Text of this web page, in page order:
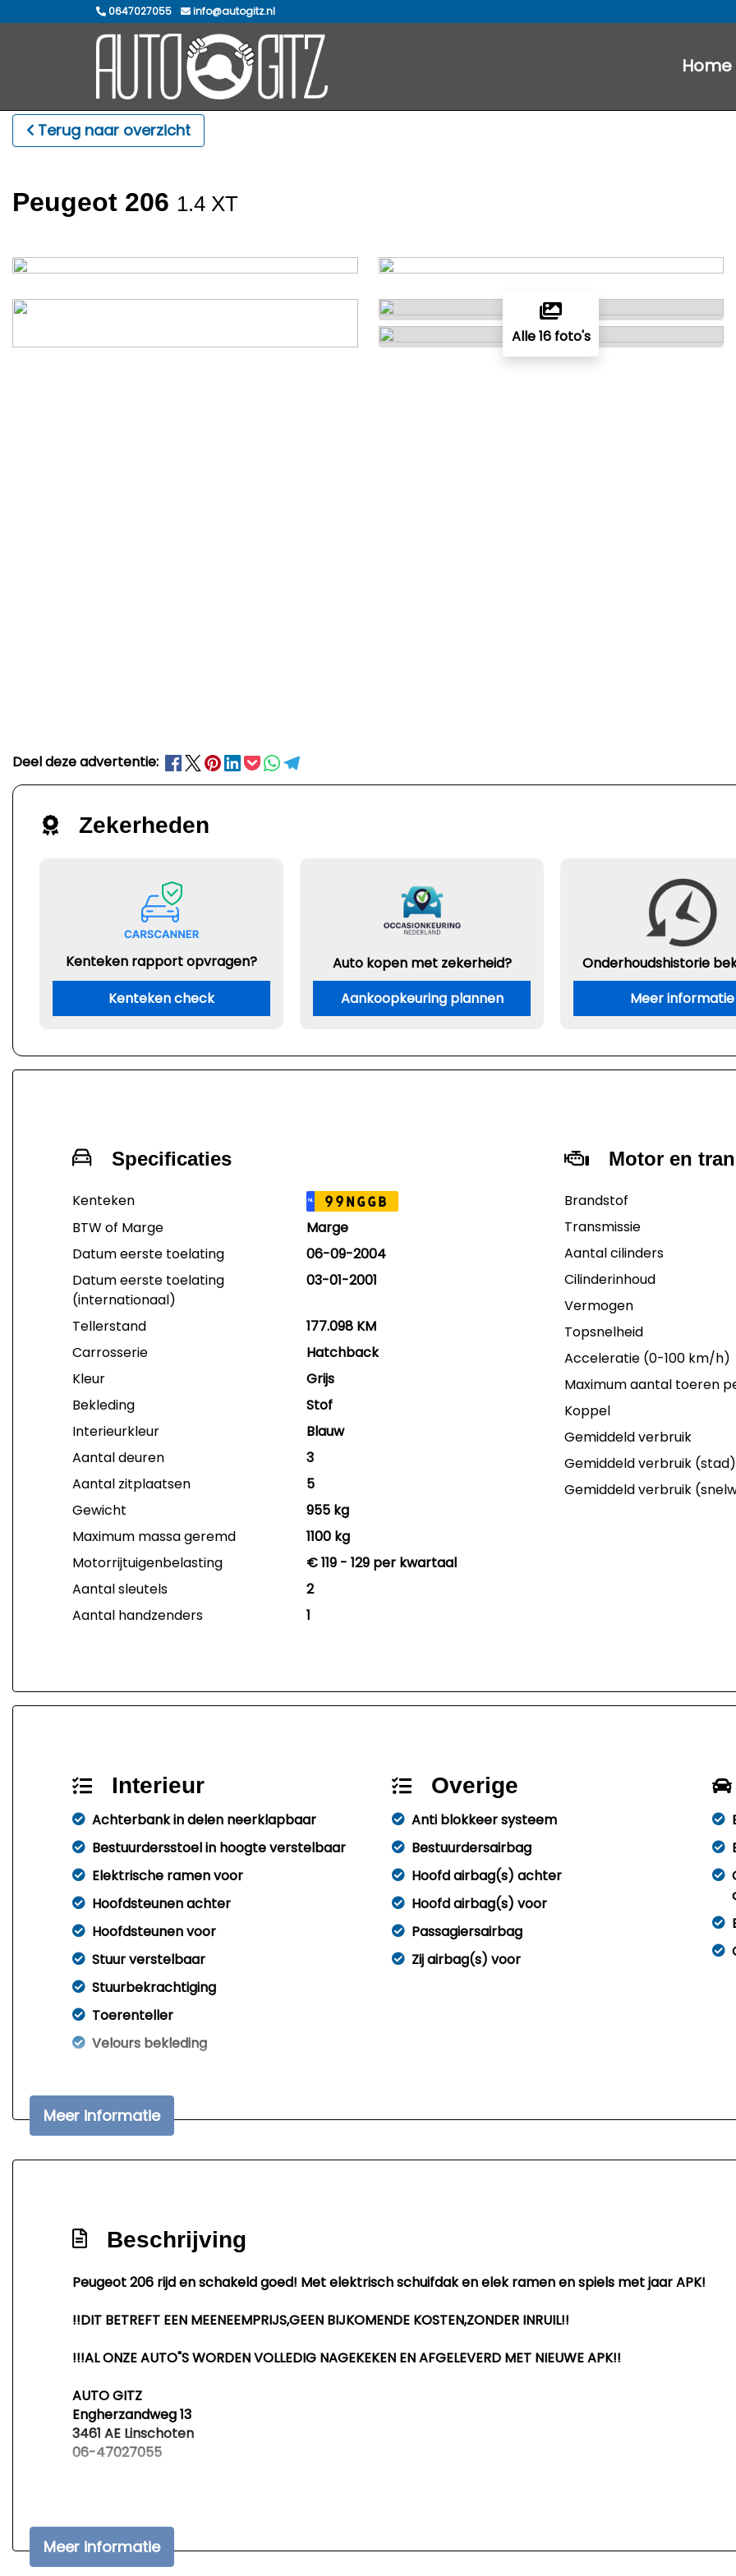
0647027055 info@autogitz.nl
Home
Terug naar overzicht
Peugeot 206 1.4 XT
Alle 16 foto's
Deel deze advertentie:
Zekerheden
Kenteken rapport opvragen?
Kenteken check
Auto kopen met zekerheid?
Aankoopkeuring plannen
Onderhoudshistorie
Meer informatie
Specificaties
Kenteken NL 99NGGB
BTW of Marge
Marge
Datum eerste toelating
06-09-2004
Datum eerste toelating
(internationaal)
03-01-2001
Tellerstand
177.098 KM
Carrosserie
Hatchback
Kleur
Grijs
Bekleding
Stof
Interieurkleur
Blauw
Aantal deuren
3
Aantal zitplaatsen
5
Gewicht
955 kg
Maximum massa geremd
1100 kg
Motorrijtuigenbelasting
€ 119 - 129 per kwartaal
Aantal sleutels
2
Aantal handzenders
1
Motor en
Brandstof
Transmissie
Aantal cilinders
Cilinderinhoud
Vermogen
Topsnelheid
Acceleratie (0-100 km/h)
Maximum aantal toeren
Koppel
Gemiddeld verbruik
Gemiddeld verbruik (stad)
Gemiddeld verbruik
Interieur
Achterbank in delen neerklapbaar
Bestuurdersstoel in hoogte verstelbaar
Elektrische ramen voor
Hoofdsteunen achter
Hoofdsteunen voor
Stuur verstelbaar
Stuurbekrachtiging
Toerenteller
Velours bekleding
Overige
Anti blokkeer systeem
Bestuurdersairbag
Hoofd airbag(s) achter
Hoofd airbag(s) voor
Passagiersairbag
Zij airbag(s) voor
Meer informatie
Beschrijving
Peugeot 206 rijd en schakeld goed! Met elektrisch schuifdak en elek ramen en spiels met jaar APK!
!!DIT BETREFT EEN MEENEEMPRIJS,GEEN BIJKOMENDE KOSTEN,ZONDER INRUIL!!
!!!AL ONZE AUTO"S WORDEN VOLLEDIG NAGEKEKEN EN AFGELEVERD MET NIEUWE APK!!
AUTO GITZ
Engherzandweg 13
3461 AE Linschoten
06-47027055
Het is raadzaam voor uw bezoek contact met ons op te nemen om zeker te stellen dat de
Wij werken uitsluitend op afspraak!
Meer informatie